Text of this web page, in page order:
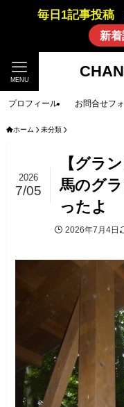
毎日1記事投稿
新
MENU
プロフィール お問合せフ
ホーム 未分類
【グラ
馬のグ
ったよ
2026
7/05
2026年7月4日